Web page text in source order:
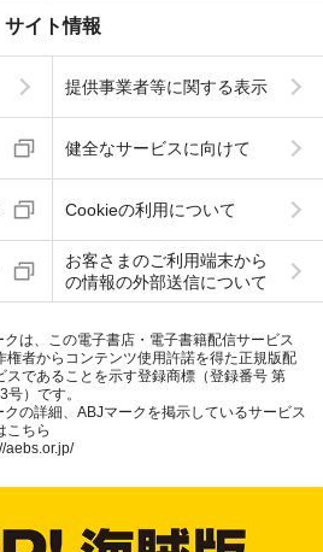
サイト情報
提供事業者等に関する表示
健全なサービスに向けて
Cookieの利用について
お客さまのご利用端末から
の情報の外部送信について
クは、この電子書店・電子書籍配信サービス
権者からコンテンツ使用許諾を得た正規版配
スであることを示す登録商標（登録番号 第
号）です。
クの詳細、ABJマークを掲示しているサービス
こちら
aebs.or.jp/